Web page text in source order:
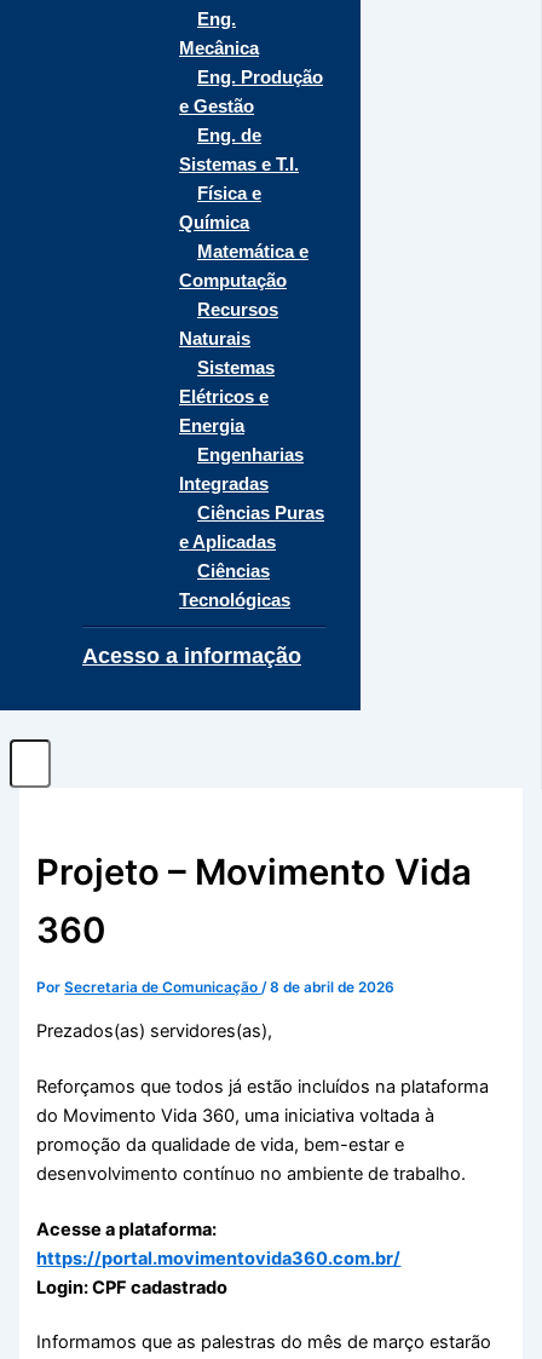
Eng.
Mecânica
Eng. Produção
e Gestão
Eng. de
Sistemas e T.I.
Física e
Química
Matemática e
Computação
Recursos
Naturais
Sistemas
Elétricos e
Energia
Engenharias
Integradas
Ciências Puras
e Aplicadas
Ciências
Tecnológicas
Acesso a informação
Projeto – Movimento Vida
360
PorSecretaria de Comunicação/8 de abril de 2026
Prezados(as) servidores(as),
Reforçamos que todos já estão incluídos na plataforma
do Movimento Vida 360, uma iniciativa voltada à
promoção da qualidade de vida, bem-estar e
desenvolvimento contínuo no ambiente de trabalho.
Acesse a plataforma:
https://portal.movimentovida360.com.br/
Login: CPF cadastrado
Informamos que as palestras do mês de março estarão